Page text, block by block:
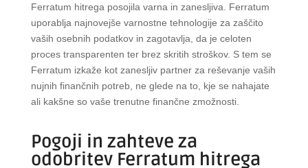
Ferratum hitrega posojila varna in zanesljiva. Ferratum
uporablja najnovejše varnostne tehnologije za zaščito
vaših osebnih podatkov in zagotavlja, da je celoten
proces transparenten ter brez skritih stroškov. S tem se
Ferratum izkaže kot zanesljiv partner za reševanje vaših
nujnih finančnih potreb, ne glede na to, kje se nahajate
ali kakšne so vaše trenutne finančne zmožnosti.
Pogoji in zahteve za
odobritev Ferratum hitrega